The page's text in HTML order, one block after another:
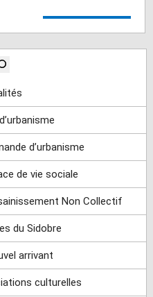
d’urbanisme
de vie sociale
Non Collectif
du Sidobre
arrivant
culturelles